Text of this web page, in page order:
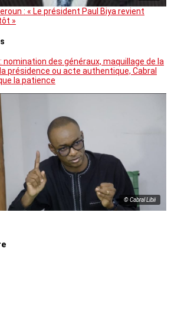
: « Le président Paul Biya revient
»
nomination des généraux, maquillage de la
présidence ou acte authentique, Cabral
la patience
© Cabral Libii